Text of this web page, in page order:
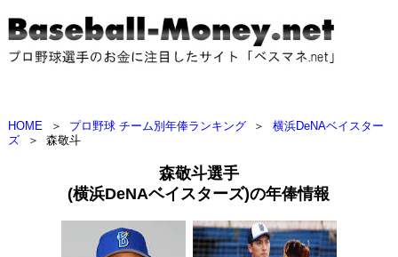
HOME ＞ プロ野球 チーム別年俸ランキング ＞
横浜DeNAベイスター
ズ
＞ 森敬斗
森敬斗選手
(横浜DeNAベイスターズ)の年俸情報